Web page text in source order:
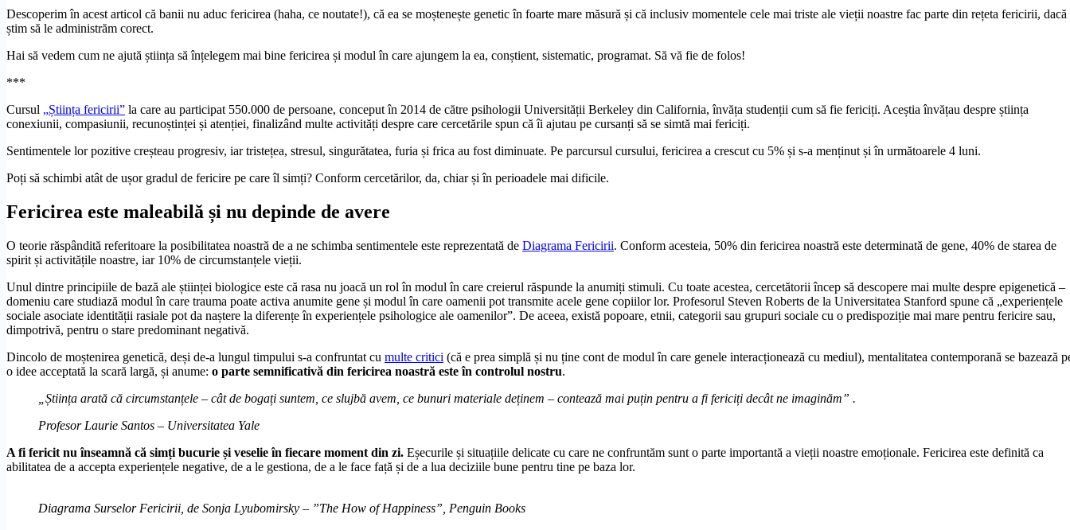
Descoperim în acest articol că banii nu aduc fericirea (haha, ce noutate!), că ea se moștenește genetic în foarte mare măsură și că inclusiv momentele cele mai triste ale vieții noastre fac parte din rețeta fericirii, dacă
știm să le administrăm corect.
Hai să vedem cum ne ajută știința să înțelegem mai bine fericirea și modul în care ajungem la ea, conștient, sistematic, programat. Să vă fie de folos!
***
Cursul „Știința fericirii” la care au participat 550.000 de persoane, conceput în 2014 de către psihologii Universității Berkeley din California, învăța studenții cum să fie fericiți. Aceștia învățau despre știința
conexiunii, compasiunii, recunoștinței și atenției, finalizând multe activități despre care cercetările spun că îi ajutau pe cursanți să se simtă mai fericiți.
Sentimentele lor pozitive creșteau progresiv, iar tristețea, stresul, singurătatea, furia și frica au fost diminuate. Pe parcursul cursului, fericirea a crescut cu 5% și s-a menținut și în următoarele 4 luni.
Poți să schimbi atât de ușor gradul de fericire pe care îl simți? Conform cercetărilor, da, chiar și în perioadele mai dificile.
Fericirea este maleabilă și nu depinde de avere
O teorie răspândită referitoare la posibilitatea noastră de a ne schimba sentimentele este reprezentată de Diagrama Fericirii. Conform acesteia, 50% din fericirea noastră este determinată de gene, 40% de starea de
spirit și activitățile noastre, iar 10% de circumstanțele vieții.
Unul dintre principiile de bază ale științei biologice este că rasa nu joacă un rol în modul în care creierul răspunde la anumiți stimuli. Cu toate acestea, cercetătorii încep să descopere mai multe despre epigenetică –
domeniu care studiază modul în care trauma poate activa anumite gene și modul în care oamenii pot transmite acele gene copiilor lor. Profesorul Steven Roberts de la Universitatea Stanford spune că „experiențele
sociale asociate identității rasiale pot da naștere la diferențe în experiențele psihologice ale oamenilor”. De aceea, există popoare, etnii, categorii sau grupuri sociale cu o predispoziție mai mare pentru fericire sau,
dimpotrivă, pentru o stare predominant negativă.
Dincolo de moștenirea genetică, deși de-a lungul timpului s-a confruntat cu multe critici (că e prea simplă și nu ține cont de modul în care genele interacționează cu mediul), mentalitatea contemporană se bazează
o idee acceptată la scară largă, și anume: o parte semnificativă din fericirea noastră este în controlul nostru.
„Știința arată că circumstanțele – cât de bogați suntem, ce slujbă avem, ce bunuri materiale deținem – contează mai puțin pentru a fi fericiți decât ne imaginăm” .
Profesor Laurie Santos – Universitatea Yale
A fi fericit nu înseamnă că simți bucurie și veselie în fiecare moment din zi. Eșecurile și situațiile delicate cu care ne confruntăm sunt o parte importantă a vieții noastre emoționale. Fericirea este definită ca
abilitatea de a accepta experiențele negative, de a le gestiona, de a le face față și de a lua deciziile bune pentru tine pe baza lor.
Diagrama Surselor Fericirii, de Sonja Lyubomirsky – ”The How of Happiness”, Penguin Books